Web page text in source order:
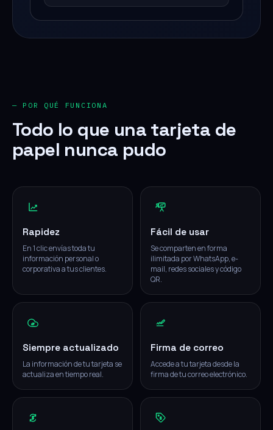
— POR QUÉ FUNCIONA
Todo lo que una tarjeta de
papel nunca pudo
Rapidez
En 1 clic envías toda tu
información personal o
corporativa a tus clientes.
Fácil de usar
Se comparten en forma
ilimitada por WhatsApp, e-
mail, redes sociales y código
QR.
Siempre actualizado
La información de tu tarjeta se
actualiza en tiempo real.
Firma de correo
Accede a tu tarjeta desde la
firma de tu correo electrónico.